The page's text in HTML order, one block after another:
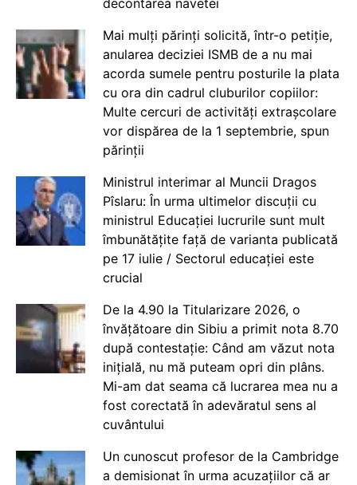
Mai mulți părinți solicită, într-o petiție,
anularea deciziei ISMB de a nu mai
acorda sumele pentru posturile la plata
cu ora din cadrul cluburilor copiilor:
Multe cercuri de activități extrașcolare
vor dispărea de la 1 septembrie, spun
părinții
Ministrul interimar al Muncii Dragos
Pîslaru: În urma ultimelor discuții cu
ministrul Educației lucrurile sunt mult
îmbunătățite față de varianta publicată
pe 17 iulie / Sectorul educației este
crucial
De la 4.90 la Titularizare 2026, o
învățătoare din Sibiu a primit nota 8.70
după contestație: Când am văzut nota
inițială, nu mă puteam opri din plâns.
Mi-am dat seama că lucrarea mea nu a
fost corectată în adevăratul sens al
cuvântului
Un cunoscut profesor de la Cambridge
a demisionat în urma acuzațiilor că ar